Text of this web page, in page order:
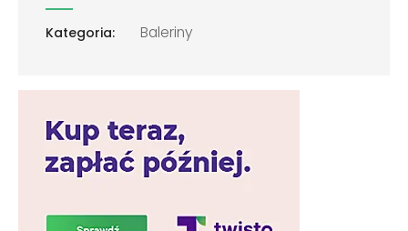
Kategoria: Baleriny